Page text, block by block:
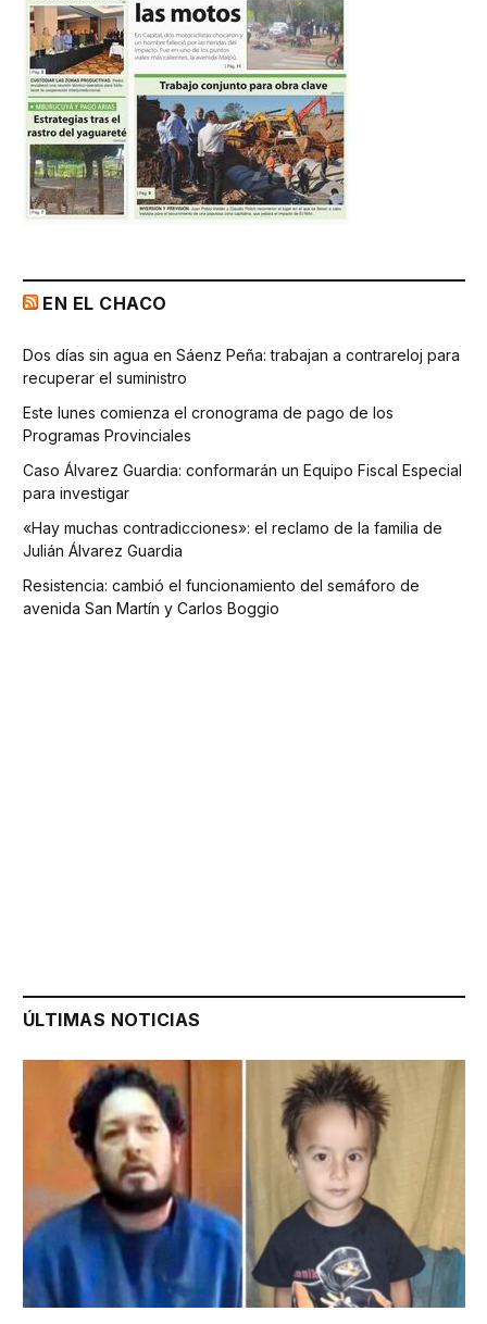
EN EL CHACO
Dos días sin agua en Sáenz Peña: trabajan a contrareloj para
recuperar el suministro
Este lunes comienza el cronograma de pago de los
Programas Provinciales
Caso Álvarez Guardia: conformarán un Equipo Fiscal Especial
para investigar
«Hay muchas contradicciones»: el reclamo de la familia de
Julián Álvarez Guardia
Resistencia: cambió el funcionamiento del semáforo de
avenida San Martín y Carlos Boggio
ÚLTIMAS NOTICIAS